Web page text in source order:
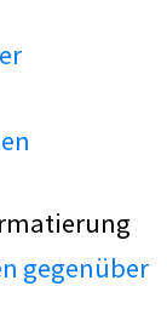
gegenüber